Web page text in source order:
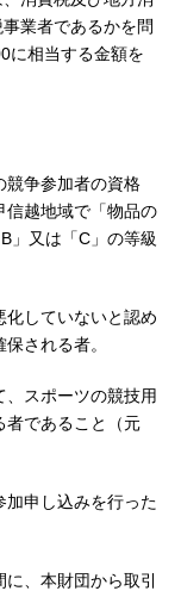
業者であるかを問
に相当する金額を
競争参加者の資格
信越地域で「物品の
」又は「C」の等級
化していないと認め
される者。
、スポーツの競技用
者であること（元
加申し込みを行った
、本財団から取引